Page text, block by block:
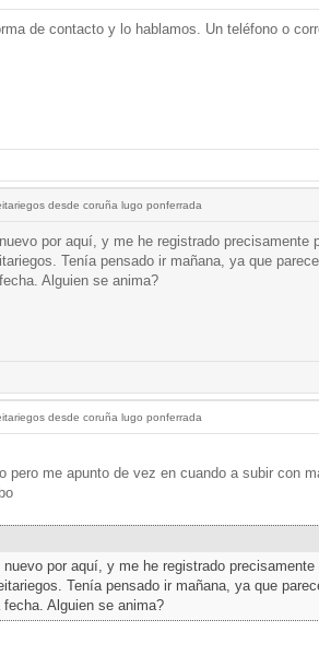
de contacto y lo hablamos. Un teléfono o
desde coruña lugo ponferrada
por aquí, y me he registrado precisamente
Tenía pensado ir mañana, ya que
Alguien se anima?
desde coruña lugo ponferrada
pero me apunto de vez en cuando a subir con
por aquí, y me he registrado
Tenía pensado ir mañana, ya que
Alguien se anima?